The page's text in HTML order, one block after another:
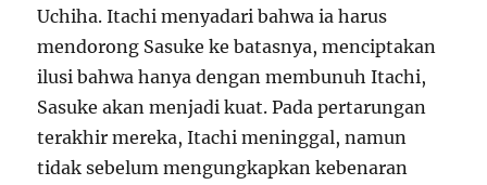
Uchiha. Itachi menyadari bahwa ia harus
mendorong Sasuke ke batasnya, menciptakan
ilusi bahwa hanya dengan membunuh Itachi,
Sasuke akan menjadi kuat. Pada pertarungan
terakhir mereka, Itachi meninggal, namun
tidak sebelum mengungkapkan kebenaran